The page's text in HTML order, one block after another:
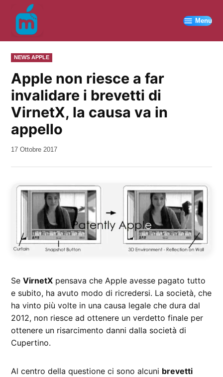
contenuto
Menu
PUBBLICATO
IN
NEWS APPLE
Apple non riesce a far
invalidare i brevetti di
VirnetX, la causa va in
appello
da
17 Ottobre 2017
SeVirnetX pensava che Apple avesse pagato tutto
e subito, ha avuto modo di ricredersi. La società, che
ha vinto più volte in una causa legale che dura dal
2012, non riesce ad ottenere un verdetto finale per
ottenere un risarcimento danni dalla società di
Cupertino.
Al centro della questione ci sono alcuni brevetti